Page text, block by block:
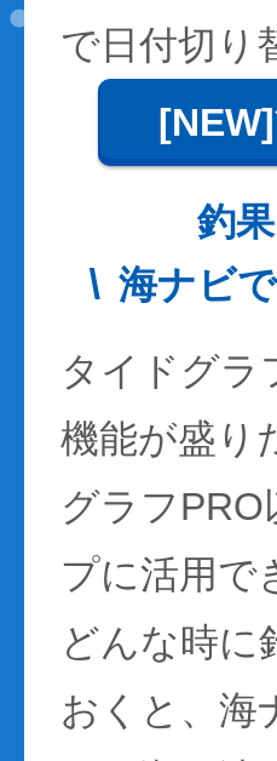
で日付切り
釣
海ナビ
タイドグラ
機能が盛り
グラフ
プに活用で
どんな時に
おくと、海